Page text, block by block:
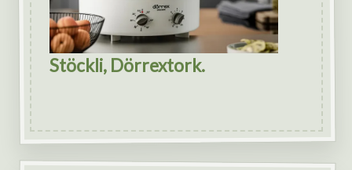
Stöckli, Dörrextork.